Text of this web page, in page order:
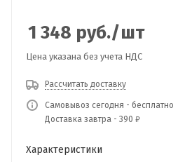
1 348 руб./шт
Цена указана без учета НДС
Рассчитать доставку
Самовывоз сегодня - бесплатно
Доставка завтра - 390 ₽
Характеристики